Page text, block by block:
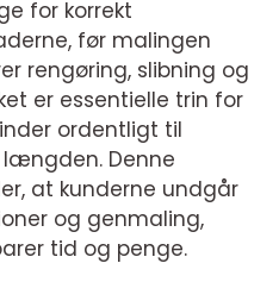
for korrekt
før malingen
rengøring, slibning og
er essentielle trin for
ordentligt til
Denne
at kunderne undgår
og genmaling,
tid og penge.